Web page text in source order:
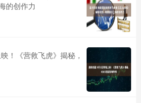
的创作力
！《营救飞虎》揭秘，